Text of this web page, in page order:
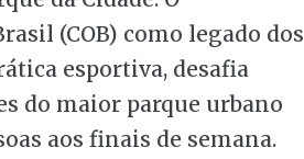
(COB) como legado dos
esportiva, desafia
do maior parque urbano
aos finais de semana.